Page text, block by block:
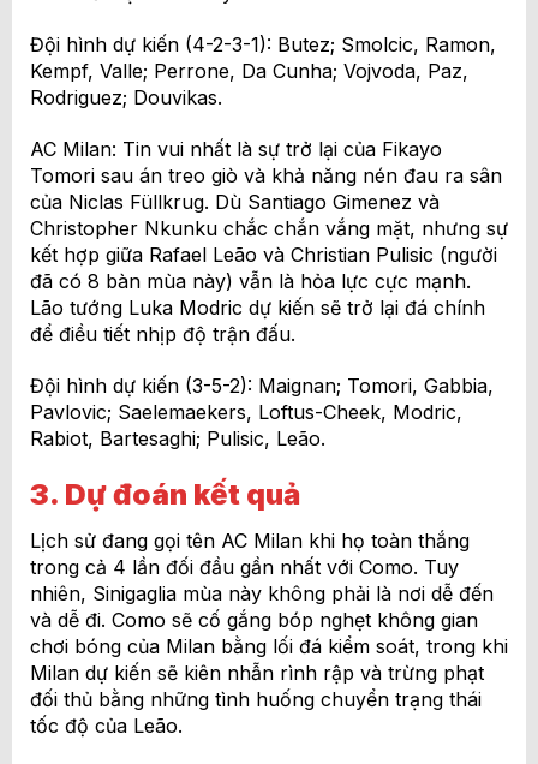
Đội hình dự kiến (4-2-3-1): Butez; Smolcic, Ramon,
Kempf, Valle; Perrone, Da Cunha; Vojvoda, Paz,
Rodriguez; Douvikas.
AC Milan: Tin vui nhất là sự trở lại của Fikayo
Tomori sau án treo giò và khả năng nén đau ra sân
của Niclas Füllkrug. Dù Santiago Gimenez và
Christopher Nkunku chắc chắn vắng mặt, nhưng sự
kết hợp giữa Rafael Leão và Christian Pulisic (người
đã có 8 bàn mùa này) vẫn là hỏa lực cực mạnh.
Lão tướng Luka Modric dự kiến sẽ trở lại đá chính
để điều tiết nhịp độ trận đấu.
Đội hình dự kiến (3-5-2): Maignan; Tomori, Gabbia,
Pavlovic; Saelemaekers, Loftus-Cheek, Modric,
Rabiot, Bartesaghi; Pulisic, Leão.
3. Dự đoán kết quả
Lịch sử đang gọi tên AC Milan khi họ toàn thắng
trong cả 4 lần đối đầu gần nhất với Como. Tuy
nhiên, Sinigaglia mùa này không phải là nơi dễ đến
và dễ đi. Como sẽ cố gắng bóp nghẹt không gian
chơi bóng của Milan bằng lối đá kiểm soát, trong khi
Milan dự kiến sẽ kiên nhẫn rình rập và trừng phạt
đối thủ bằng những tình huống chuyển trạng thái
tốc độ của Leão.